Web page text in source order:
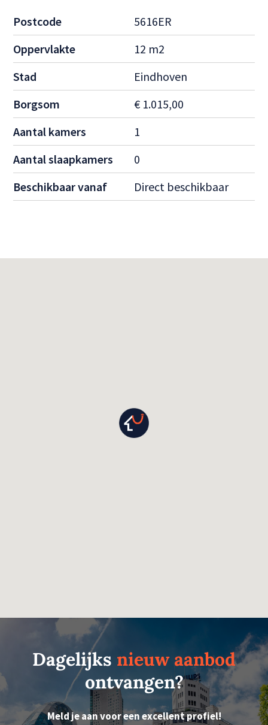
Postcode
5616ER
Oppervlakte
12 m2
Stad
Eindhoven
Borgsom
€ 1.015,00
Aantal kamers
1
Aantal slaapkamers
0
Beschikbaar vanaf
Direct beschikbaar
Dagelijks nieuw aanbod
ontvangen?
Meld je aan voor een excellent profiel!